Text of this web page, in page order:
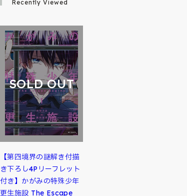
Recently Viewed
SOLD OUT
【第四境界の謎解き付描
き下ろし4Pリーフレット
付き】かがみの特殊少年
更生施設 The Escape